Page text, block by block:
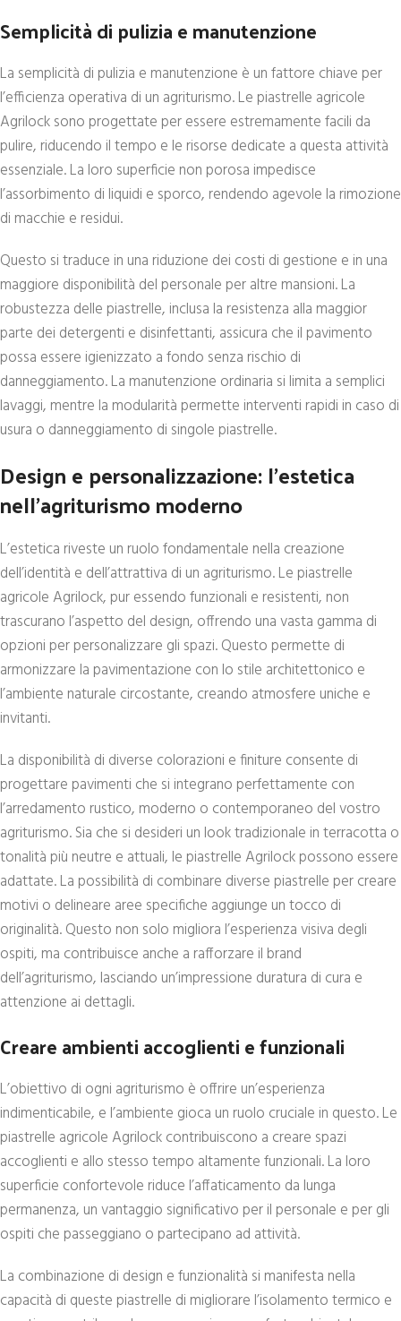
Semplicità di pulizia e manutenzione
La semplicità di pulizia e manutenzione è un fattore chiave per
l’efficienza operativa di un agriturismo. Le piastrelle agricole
Agrilock sono progettate per essere estremamente facili da
pulire, riducendo il tempo e le risorse dedicate a questa attività
essenziale. La loro superficie non porosa impedisce
l’assorbimento di liquidi e sporco, rendendo agevole la rimozione
di macchie e residui.
Questo si traduce in una riduzione dei costi di gestione e in una
maggiore disponibilità del personale per altre mansioni. La
robustezza delle piastrelle, inclusa la resistenza alla maggior
parte dei detergenti e disinfettanti, assicura che il pavimento
possa essere igienizzato a fondo senza rischio di
danneggiamento. La manutenzione ordinaria si limita a semplici
lavaggi, mentre la modularità permette interventi rapidi in caso di
usura o danneggiamento di singole piastrelle.
Design e personalizzazione: l’estetica
nell’agriturismo moderno
L’estetica riveste un ruolo fondamentale nella creazione
dell’identità e dell’attrattiva di un agriturismo. Le piastrelle
agricole Agrilock, pur essendo funzionali e resistenti, non
trascurano l’aspetto del design, offrendo una vasta gamma di
opzioni per personalizzare gli spazi. Questo permette di
armonizzare la pavimentazione con lo stile architettonico e
l’ambiente naturale circostante, creando atmosfere uniche e
invitanti.
La disponibilità di diverse colorazioni e finiture consente di
progettare pavimenti che si integrano perfettamente con
l’arredamento rustico, moderno o contemporaneo del vostro
agriturismo. Sia che si desideri un look tradizionale in terracotta o
tonalità più neutre e attuali, le piastrelle Agrilock possono essere
adattate. La possibilità di combinare diverse piastrelle per creare
motivi o delineare aree specifiche aggiunge un tocco di
originalità. Questo non solo migliora l’esperienza visiva degli
ospiti, ma contribuisce anche a rafforzare il brand
dell’agriturismo, lasciando un’impressione duratura di cura e
attenzione ai dettagli.
Creare ambienti accoglienti e funzionali
L’obiettivo di ogni agriturismo è offrire un’esperienza
indimenticabile, e l’ambiente gioca un ruolo cruciale in questo. Le
piastrelle agricole Agrilock contribuiscono a creare spazi
accoglienti e allo stesso tempo altamente funzionali. La loro
superficie confortevole riduce l’affaticamento da lunga
permanenza, un vantaggio significativo per il personale e per gli
ospiti che passeggiano o partecipano ad attività.
La combinazione di design e funzionalità si manifesta nella
capacità di queste piastrelle di migliorare l’isolamento termico e